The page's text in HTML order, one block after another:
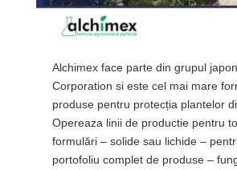
Alchimex face parte din grupul
Corporation si este cel mai mare
produse pentru protecția plantelor
Opereaza linii de productie pentru
formulări – solide sau lichide –
portofoliu complet de produse –